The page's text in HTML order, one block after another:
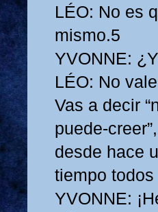
LÉO: No es
mismo.5
YVONNE:
LÉO: No
Vas a decir
puede-
desde hace
tiempo
YVONNE: